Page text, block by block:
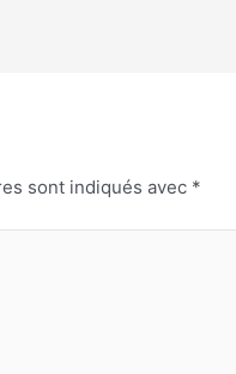
sont indiqués avec *